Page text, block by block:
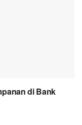
di Bank